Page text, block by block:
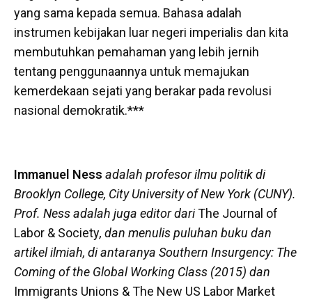
yang sama kepada semua. Bahasa adalah
instrumen kebijakan luar negeri imperialis dan kita
membutuhkan pemahaman yang lebih jernih
tentang penggunaannya untuk memajukan
kemerdekaan sejati yang berakar pada revolusi
nasional demokratik.***
Immanuel Ness adalah profesor ilmu politik di
Brooklyn College, City University of New York (CUNY).
Prof. Ness adalah juga editor dariThe Journal of
Labor & Society, dan menulis puluhan buku dan
artikel ilmiah, di antaranya Southern Insurgency: The
Coming of the Global Working Class (2015) dan
Immigrants Unions & The New US Labor Market